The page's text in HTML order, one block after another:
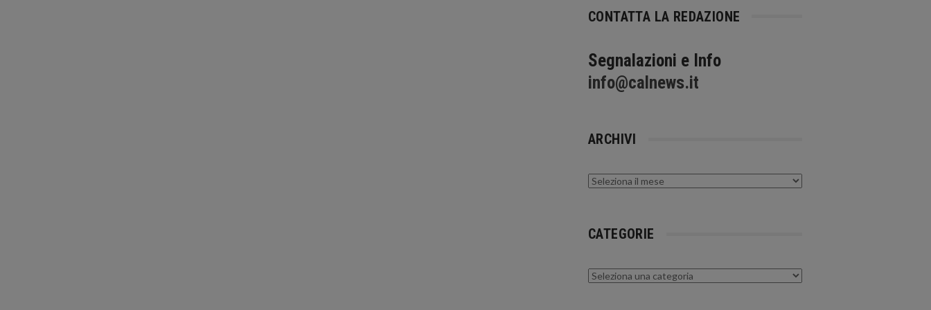
CONTATTA LA REDAZIONE
Segnalazioni e Info
info@calnews.it
ARCHIVI
Archivi
CATEGORIE
Categorie